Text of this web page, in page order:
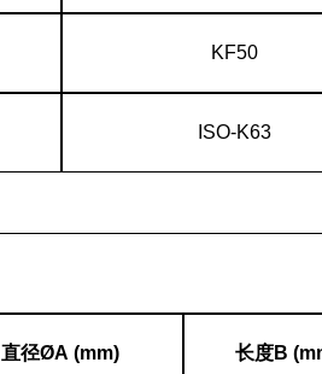
KF50
ISO-K63
直径ØA (mm) 长度B